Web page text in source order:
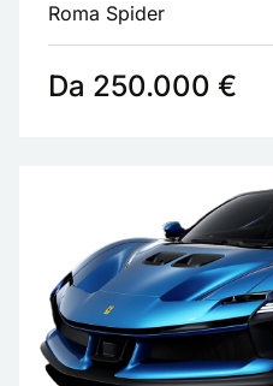
Roma Spider
Da 250.000 €